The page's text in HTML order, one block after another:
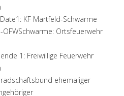
KF Martfeld-Schwarme
Ortsfeuerwehr
1: Freiwillige Feuerwehr
ehemaliger